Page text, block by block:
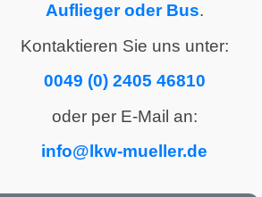
Auflieger oder Bus.
Kontaktieren Sie uns unter:
0049 (0) 2405 46810
oder per E-Mail an:
info@lkw-mueller.de